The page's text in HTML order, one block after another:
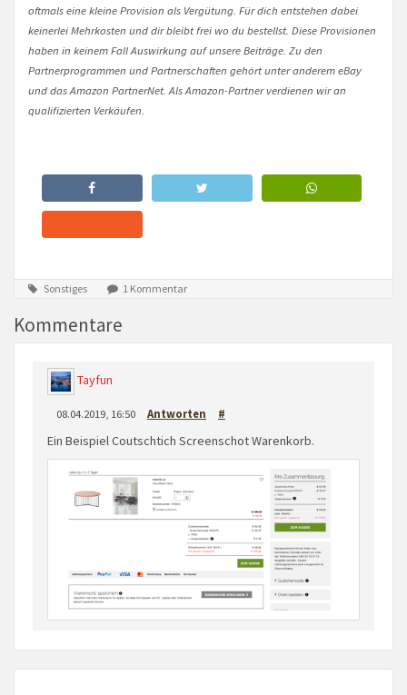
oftmals eine kleine Provision als Vergütung. Für dich entstehen dabei
keinerlei Mehrkosten und dir bleibt frei wo du bestellst. Diese Provisionen
haben in keinem Fall Auswirkung auf unsere Beiträge. Zu den
Partnerprogrammen und Partnerschaften gehört unter anderem eBay
und das Amazon PartnerNet. Als Amazon-Partner verdienen wir an
qualifizierten Verkäufen.
Sonstiges 1 Kommentar
Kommentare
Tayfun
08.04.2019, 16:50 Antworten #
Ein Beispiel Coutschtich Screenschot Warenkorb.